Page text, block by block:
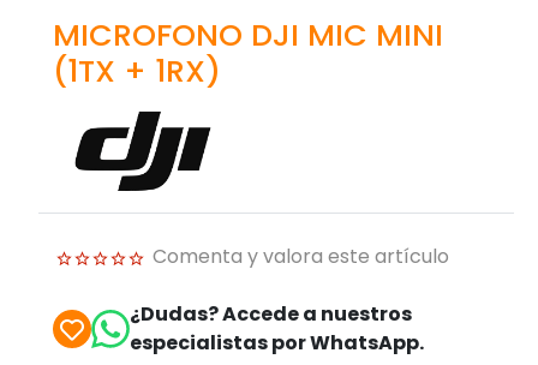
MICROFONO DJI MIC MINI
(1TX + 1RX)
Comenta y valora este artículo
¿Dudas? Accede a nuestros
especialistas por WhatsApp.